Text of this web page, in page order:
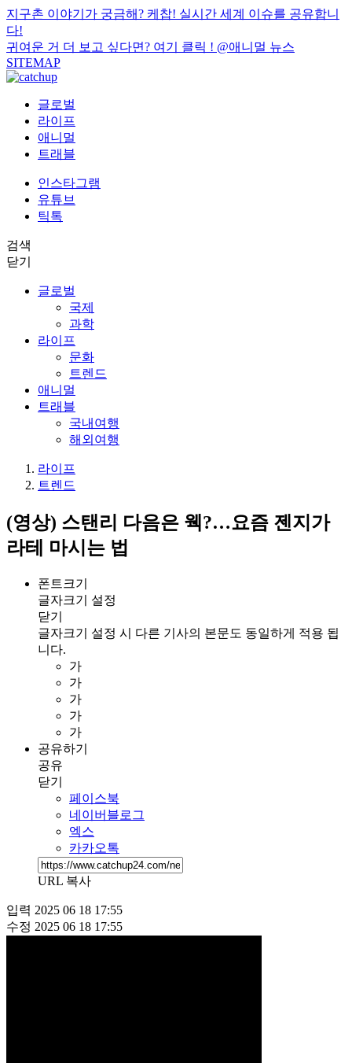
지구촌 이야기가 궁금해? 케찹! 실시간 세계 이슈를 공유합니
다!
귀여운 거 더 보고 싶다면? 여기 클릭 ! @애니멀 뉴스
SITEMAP
글로벌
라이프
애니멀
트래블
인스타그램
유튜브
틱톡
검색
닫기
글로벌
국제
과학
라이프
문화
트렌드
애니멀
트래블
국내여행
해외여행
라이프
트렌드
(영상) 스탠리 다음은 웩?…요즘 젠지가
라테 마시는 법
폰트크기
글자크기 설정
닫기
글자크기 설정 시 다른 기사의 본문도 동일하게 적용 됩
니다.
가
가
가
가
가
공유하기
공유
닫기
페이스북
네이버블로그
엑스
카카오톡
URL 복사
입력 2025 06 18 17:55
수정 2025 06 18 17:55